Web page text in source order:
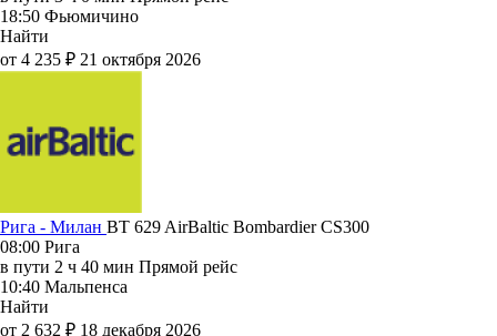
18:50 Фьюмичино
Найти
от 4 235 ₽ 21 октября 2026
Рига - Милан BT 629 AirBaltic Bombardier CS300
08:00 Рига
в пути 2 ч 40 мин Прямой рейс
10:40 Мальпенса
Найти
от 2 632 ₽ 18 декабря 2026